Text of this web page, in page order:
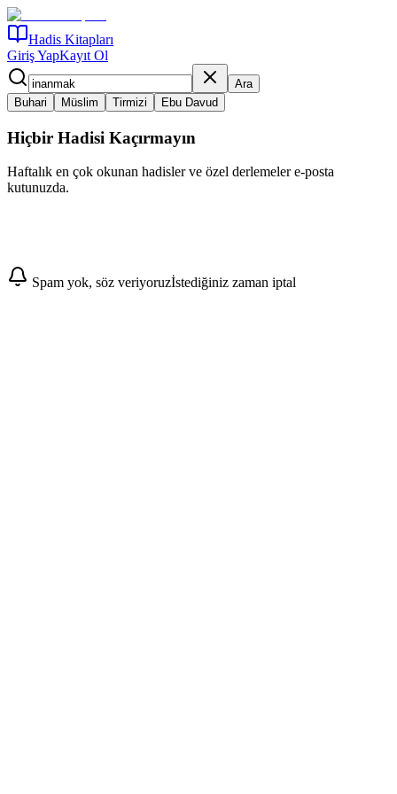
Hadis Kitapları
Giriş YapKayıt Ol
Ara
Buhari
Müslim Tirmizi Ebu Davud
Hiçbir Hadisi Kaçırmayın
Haftalık en çok okunan hadisler ve özel derlemeler e-posta
kutunuzda.
Abone Ol
Spam yok, söz veriyoruzİstediğiniz zaman iptal